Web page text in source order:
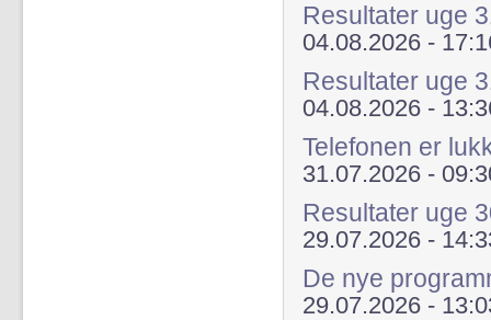
Resultater uge
04.08.2026 -
Resultater uge
04.08.2026 -
Telefonen er
31.07.2026 -
Resultater uge
29.07.2026 -
De nye
29.07.2026 -